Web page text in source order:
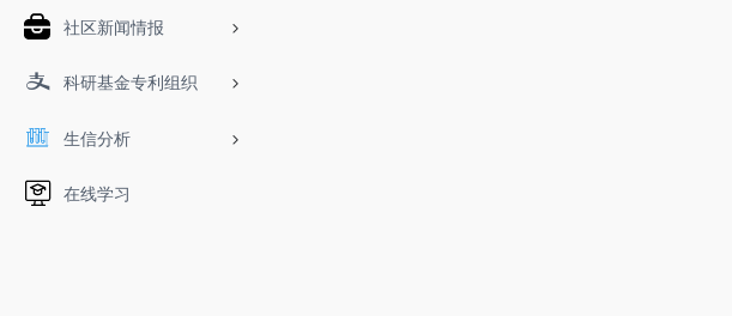
社区新闻情报
科研基金专利组织
生信分析
在线学习